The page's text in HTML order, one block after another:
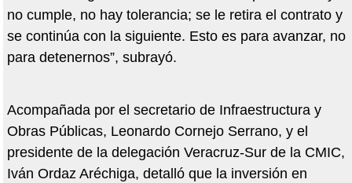
no cumple, no hay tolerancia; se le retira el contrato y
se continúa con la siguiente. Esto es para avanzar, no
para detenernos”, subrayó.
Acompañada por el secretario de Infraestructura y
Obras Públicas, Leonardo Cornejo Serrano, y el
presidente de la delegación Veracruz-Sur de la CMIC,
Iván Ordaz Aréchiga, detalló que la inversión en